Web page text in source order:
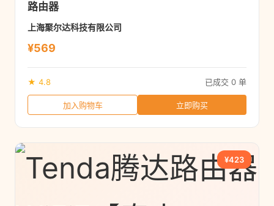
路由器
上海聚尔达科技有限公司
¥569
★ 4.8 已成交 0 单
加入购物车 立即购买
¥423